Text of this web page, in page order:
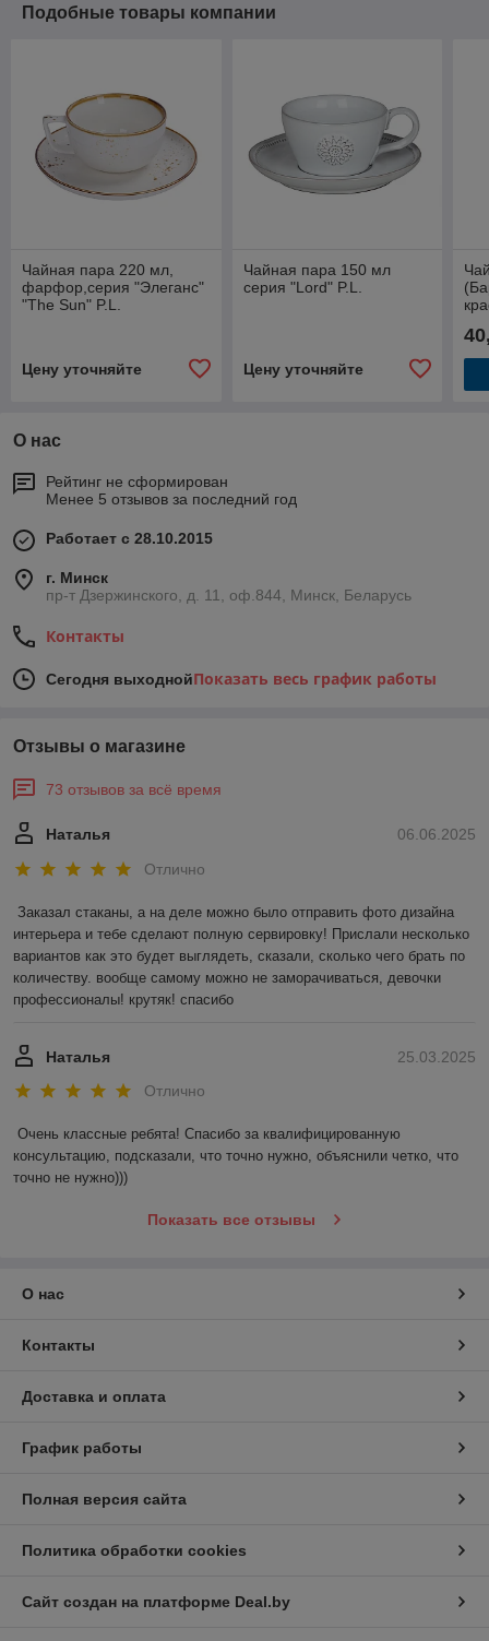
Подобные товары компании
Чайная пара 220 мл,
фарфор,серия "Элеганс"
"The Sun" P.L.
Цену уточняйте
Чайная пара 150 мл
серия "Lord" P.L.
Цену уточняйте
О нас
Рейтинг не сформирован
Менее 5 отзывов за последний год
Работает с 28.10.2015
г. Минск
пр-т Дзержинского, д. 11, оф.844, Минск, Беларусь
Контакты
Сегодня выходнойПоказать весь график работы
Отзывы о магазине
73 отзывов за всё время
06.06.2025
Наталья
Отлично
Заказал стаканы, а на деле можно было отправить фото дизайна
интерьера и тебе сделают полную сервировку! Прислали несколько
вариантов как это будет выглядеть, сказали, сколько чего брать по
количеству. вообще самому можно не заморачиваться, девочки
профессионалы! крутяк! спасибо
25.03.2025
Наталья
Отлично
Очень классные ребята! Спасибо за квалифицированную
консультацию, подсказали, что точно нужно, объяснили четко, что
точно не нужно)))
Показать все отзывы
О нас
Контакты
Доставка и оплата
График работы
Полная версия сайта
Политика обработки cookies
Сайт создан на платформе Deal.by